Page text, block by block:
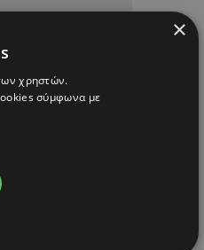
×
χρηστών.
σύμφωνα με